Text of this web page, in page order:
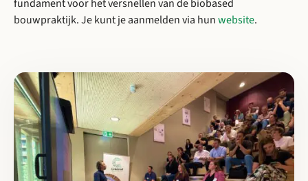
fundament voor het versnellen van de biobased
bouwpraktijk. Je kunt je aanmelden via hunwebsite.
Lees meer over Cirkelstad Eindhoven: Casus Carrousel